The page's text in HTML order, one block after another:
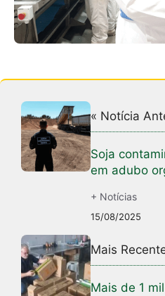
« Notícia
Soja
em adubo
+ Notícias
15/08/2025
Mais
Mais de 1